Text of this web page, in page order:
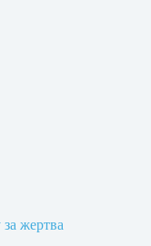
жертва